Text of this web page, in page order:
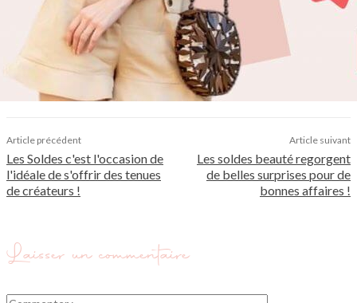
Article précédent
Les Soldes c'est l'occasion de
l'idéale de s'offrir des tenues
de créateurs !
Article suivant
Les soldes beauté regorgent
de belles surprises pour de
bonnes affaires !
Laisser un commentaire